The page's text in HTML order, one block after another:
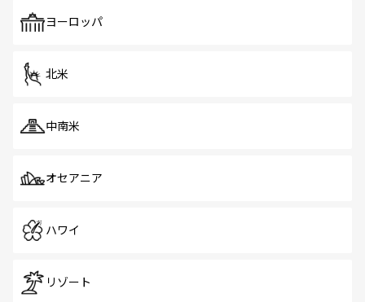
で、ホーカーズは地元の風情を楽しめる外せないスポット
ヨーロッパ
北米
中南米
オセアニア
ハワイ
リゾート